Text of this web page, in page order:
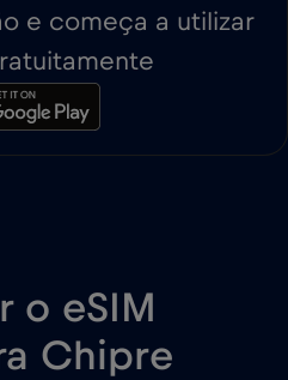
e começa a utilizar
o eSIM
Chipre